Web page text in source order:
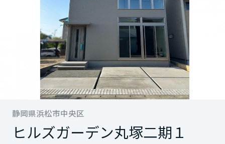
商品ラインアップ
デザイン
テクノロジー（住まいの性能）
建築事例・建築実例
デザイナーズギャラリー
インテリア
個人のお客さま
賃貸住宅
賃貸併用住宅
店舗・各種施設
土地活用モデルルーム見学
リフォーム
戸建て・マンション
ミサワリフォームとは
リフォームの流れ
リフォームメニュー
まちづくり
複合開発・投資開発
複合開発事業（ASMACI-アスマチ-）
オーナーサポート
サポートメニュー
企 業・IR情報
静岡県浜松市中央区
ヒルズガーデン丸塚二期１
北海道
北海道
青森県
岩手県
完全予約制となっております。
お手数ですが、事前の来場予約にご協力お願
いいたします。
※定休日：火曜・水曜・第一日曜
急なご予約は希望に添えない場合がございま